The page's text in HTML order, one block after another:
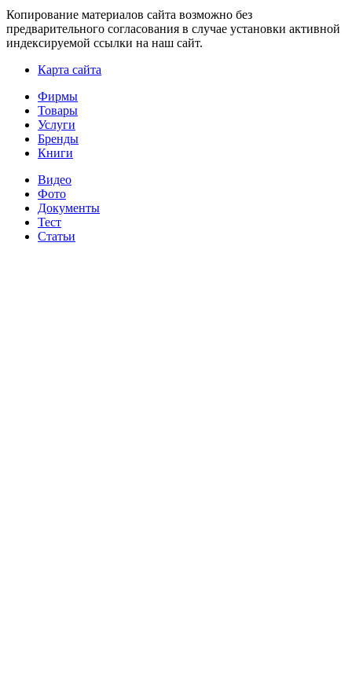
Копирование материалов сайта возможно без
предварительного согласования в случае установки активной
индексируемой ссылки на наш сайт.
Карта сайта
Фирмы
Товары
Услуги
Бренды
Книги
Видео
Фото
Документы
Тест
Статьи